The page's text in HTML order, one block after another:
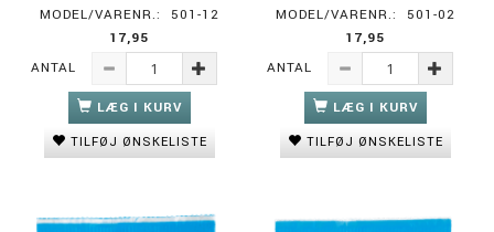
MODEL/VARENR.:
501-12
17,95
ANTAL
LÆG I KURV
TILFØJ ØNSKELISTE
MODEL/VARENR.:
501-02
17,95
ANTAL
LÆG I KURV
TILFØJ ØNSKELISTE